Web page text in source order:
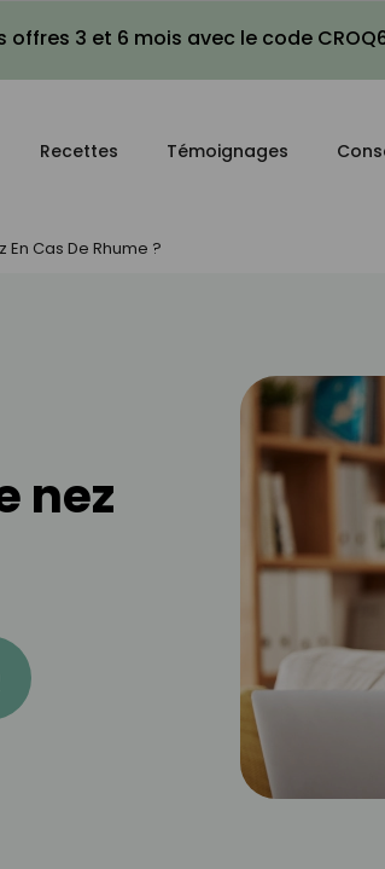
offres 3 et 6 mois avec le code
Recettes Témoignages
Cas De Rhume ?
nez